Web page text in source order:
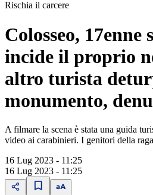
Rischia il carcere
Colosseo, 17enne
incide il proprio
altro turista
monumento,
A filmare la scena è stata una guida
video ai carabinieri. I genitori della
16 Lug 2023 - 11:25
16 Lug 2023 - 11:25